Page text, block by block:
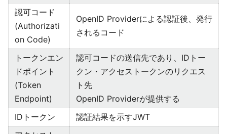
認可コード
(Authorizati
on Code)
OpenID Providerによる認証後、発行
されるコード
トークンエン
ドポイント
(Token
Endpoint)
認可コードの送信先であり、IDトー
クン・アクセストークンのリクエス
ト先
OpenID Providerが提供する
IDトークン
認証結果を示すJWT